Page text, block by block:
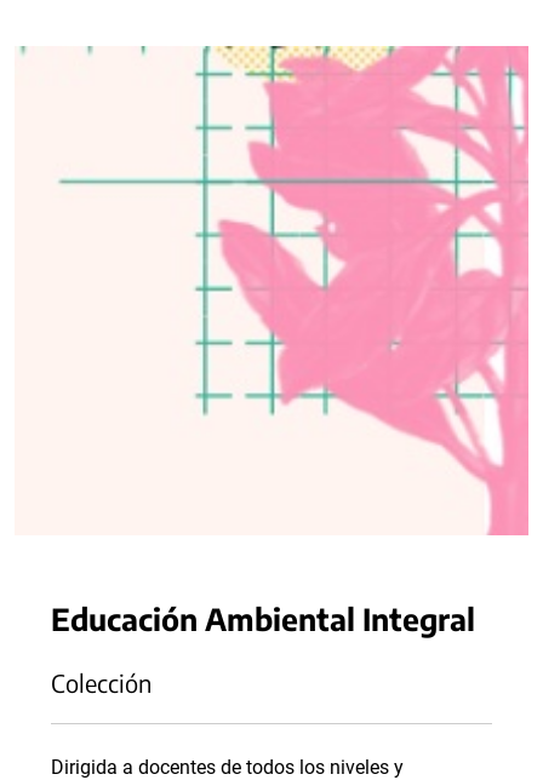
Educación Ambiental Integral
Colección
Dirigida a docentes de todos los niveles y